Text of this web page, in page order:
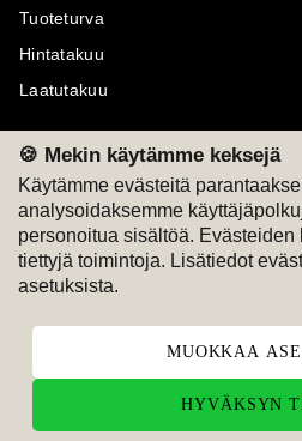
🍪 Mekin käytämme keksejä
Käytämme evästeitä
analysoidaksemme
personoitua sisältöä. Evästeiden
tiettyjä toimintoja. Lisätiedot
asetuksista.
MUOKKAA
HYVÄKSYN
Tuoteturva
Hintatakuu
Laatutakuu
Maksutavat
M